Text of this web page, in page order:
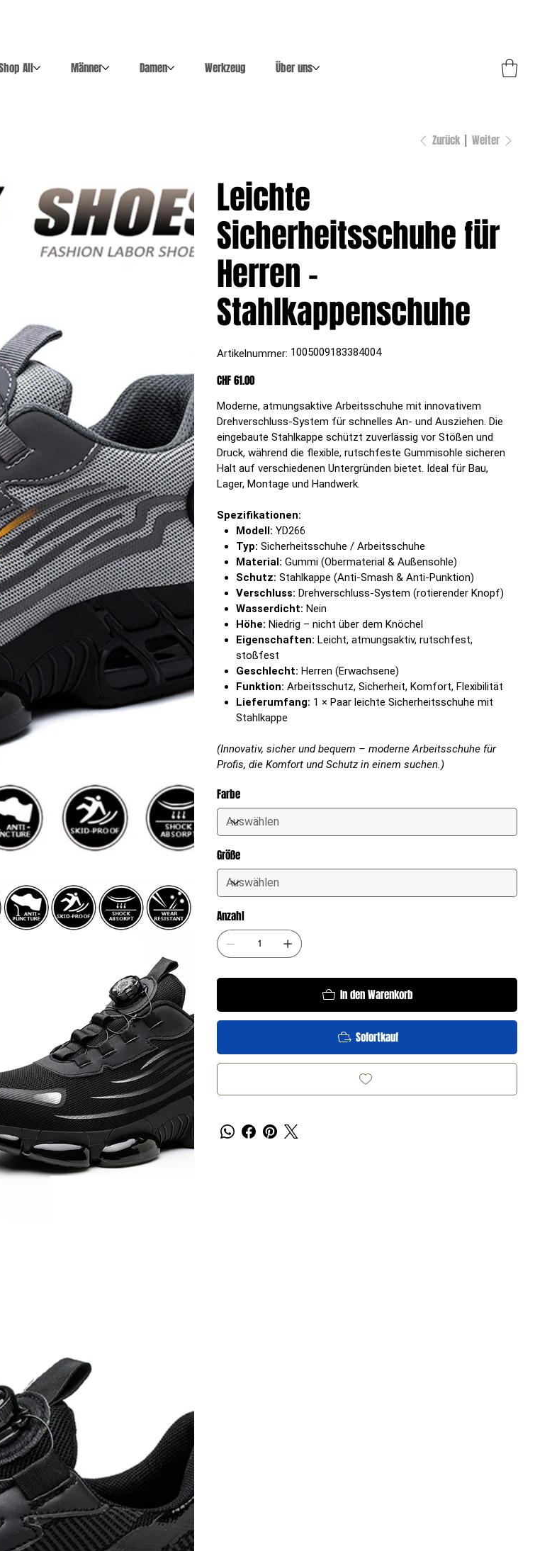
All Männer Damen Werkzeug Über uns
Zurück Weiter
Leichte
Sicherheitsschuhe für
Herren –
Stahlkappenschuhe
Artikelnummer: Artikelnummer:
1005009183384004
1005009183384004
Preis
CHF 61.00
Moderne, atmungsaktive Arbeitsschuhe mit innovativem
Drehverschluss-System für schnelles An- und Ausziehen. Die
eingebaute Stahlkappe schützt zuverlässig vor Stößen und
Druck, während die flexible, rutschfeste Gummisohle sicheren
Halt auf verschiedenen Untergründen bietet. Ideal für Bau,
Lager, Montage und Handwerk.
Spezifikationen:
Modell: YD266
Typ: Sicherheitsschuhe / Arbeitsschuhe
Material: Gummi (Obermaterial & Außensohle)
Schutz: Stahlkappe (Anti-Smash & Anti-Punktion)
Verschluss: Drehverschluss-System (rotierender Knopf)
Wasserdicht: Nein
Höhe: Niedrig – nicht über dem Knöchel
Eigenschaften: Leicht, atmungsaktiv, rutschfest,
stoßfest
Geschlecht: Herren (Erwachsene)
Funktion: Arbeitsschutz, Sicherheit, Komfort, Flexibilität
Lieferumfang: 1 × Paar leichte Sicherheitsschuhe mit
Stahlkappe
(Innovativ, sicher und bequem – moderne Arbeitsschuhe für
Profis, die Komfort und Schutz in einem suchen.)
Farbe
Größe
Anzahl
In den Warenkorb
Sofortkauf